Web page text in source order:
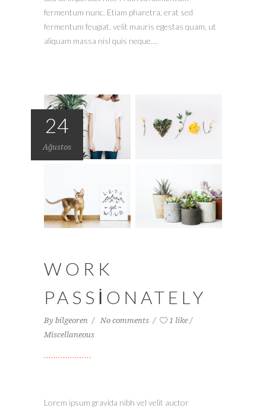
fermentum nunc. Etiam pharetra, erat sed
fermentum feugiat, velit mauris egestas quam, ut
aliquam massa nisl quis neque....
24
Ağustos
WORK
PASSIONATELY
By bilgeoren No comments
1 like
Miscellaneous
Lorem ipsum gravida nibh vel velit auctor